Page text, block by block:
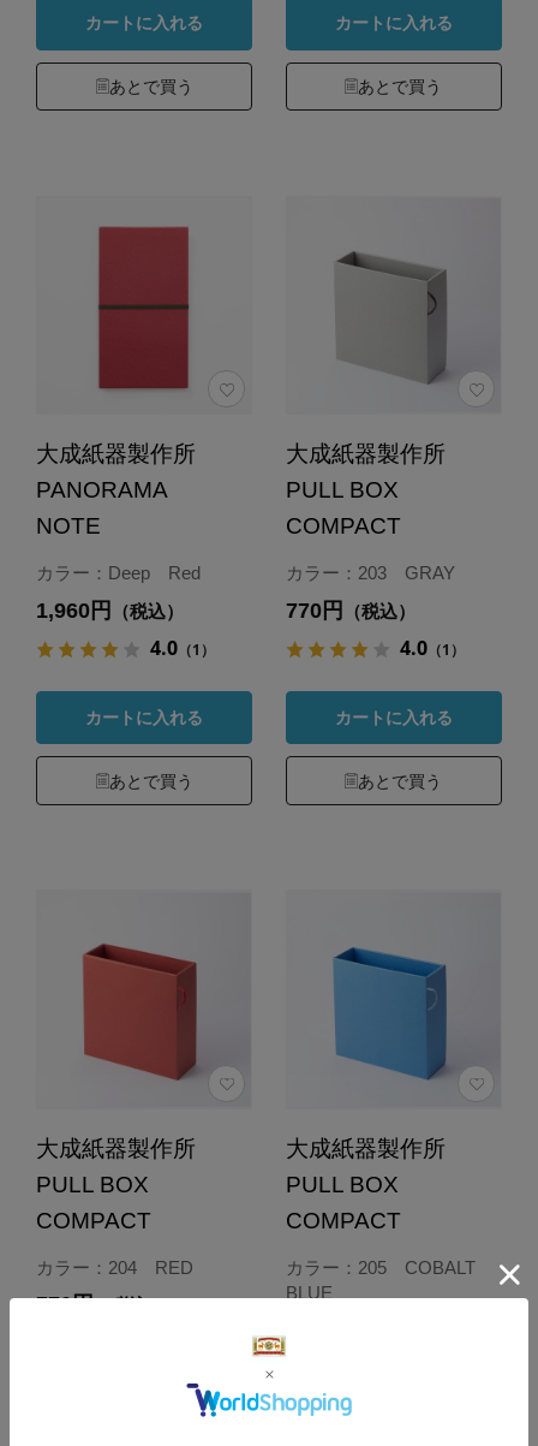
カートに入れる
あとで買う
カートに入れる
あとで買う
大成紙器製作所
PANORAMA
NOTE
カラー：Deep Red
1,960円 （税込）
4.0（1）
カートに入れる
あとで買う
大成紙器製作所
PULL BOX
COMPACT
カラー：203 GRAY
770円 （税込）
4.0（1）
カートに入れる
あとで買う
大成紙器製作所
PULL BOX
COMPACT
カラー：204 RED
770円（税込）
カートに入れる
大成紙器製作所
PULL BOX
COMPACT
カラー：205 COBALT
BLUE
770円